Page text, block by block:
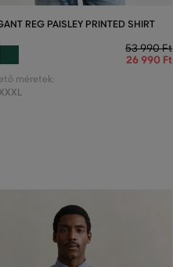
REG PAISLEY PRINTED SHIRT
53 990 Ft
26 990 Ft
méretek: